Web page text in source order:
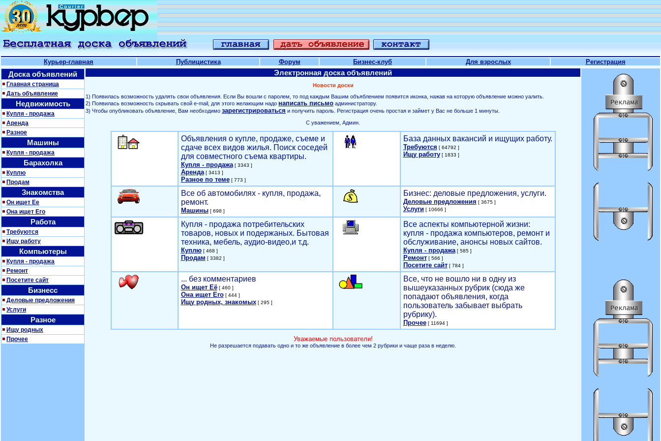
Курьер-главная Публицистика Форум Бизнес-клуб Для взрослых Регистрация
Доска объявлений
Главная страница
Дать объявление
Недвижимость
Купля - продажа
Аренда
Разное
Машины
Купля - продажа
Барахолка
Куплю
Продам
Знакомства
Он ищет Ее
Она ищет Его
Работа
Требуются
Ищу работу
Компьютеры
Купля - продажа
Ремонт
Посетите сайт
Бизнесс
Деловые предложения
Услуги
Разное
Ищу родных
Прочее
Электронная доска объявлений
Новости доски
1) Появилась возможность удалять свои объявления. Если Вы вошли с паролем, то под каждым Вашим объяблением появится иконка, нажав на которую объявление можно уалить.
2) Появилась возможность скрывать свой е-mail, для этого желающим надо написать письмо администратору.
3) Чтобы опубликовать объявление, Вам необходимо зарегистрироваться и получить пароль. Регистрация очень простая и займет у Вас не больше 1 минуты.
С уважением, Админ.
Объявления о купле, продаже, съеме и
сдаче всех видов жилья. Поиск соседей
для совместного съема квартиры.
Купля - продажа[ 3343 ]
Аренда[ 3413 ]
Разное по теме[ 773 ]
База данных вакансий и ищущих работу.
Требуются [ 64792 ]
Ищу работу[ 1833 ]
Все об автомобилях - купля, продажа,
ремонт.
Машины[ 698 ]
Бизнес: деловые предложения, услуги.
Деловые предложения [ 3675 ]
Услуги[ 10666 ]
Купля - продажа потребительских
товаров, новых и подержаных. Бытовая
техника, мебель, аудио-видео,и т.д.
Куплю[ 468 ]
Продам [ 3382 ]
Все аспекты компьютерной жизни:
купля - продажа компьютеров, ремонт и
обслуживание, анонсы новых сайтов.
Купля - продажа[ 585 ]
Ремонт[ 566 ]
Посетите сайт[ 784 ]
... без комментариев
Он ищет Её[ 460 ]
Она ищет Его[ 444 ]
Ищу родных, знакомых[ 295 ]
Все, что не вошло ни в одну из
вышеуказанных рубрик (сюда же
попадают объявления, когда
пользователь забывает выбрать
рубрику).
Прочее[ 11694 ]
Уважаемые пользователи!
Не разрешается подавать одно и то же объявление в более чем 2 рубрики и чаще раза в неделю.